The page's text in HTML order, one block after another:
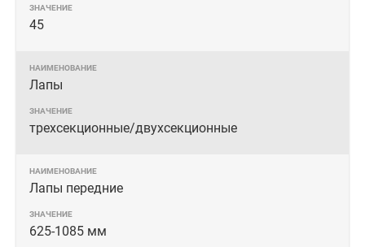
45
Лапы
трехсекционные/двухсекционные
Лапы передние
625-1085 мм